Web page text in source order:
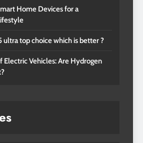
Home Devices for a
ultra top choice which is better ?
Electric Vehicles: Are Hydrogen